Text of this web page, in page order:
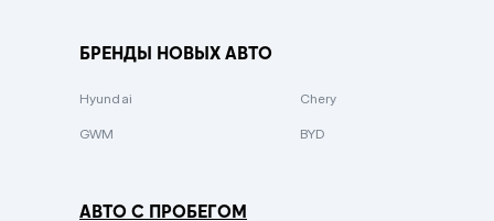
Зеленый металлик
БРЕНДЫ НОВЫХ АВТО
Hyundai Chery
GWM BYD
АВТО С ПРОБЕГОМ